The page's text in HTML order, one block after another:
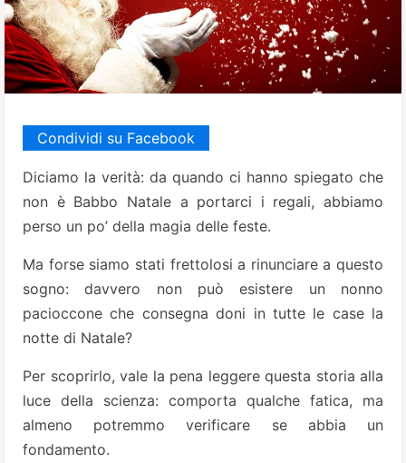
Condividi su Facebook
Diciamo la verità: da quando ci hanno spiegato che
non è Babbo Natale a por­tarci i regali, abbia­mo
perso un po’ della magia delle feste.
Ma forse siamo stati frettolosi a rinunciare a questo
sogno: davvero non può esistere un nonno
pacioccone che consegna doni in tutte le case la
notte di Natale?
Per sco­prirlo, vale la pena leggere questa storia alla
luce della scienza: comporta qual­che fatica, ma
almeno potremmo verifi­care se abbia un
fondamento.